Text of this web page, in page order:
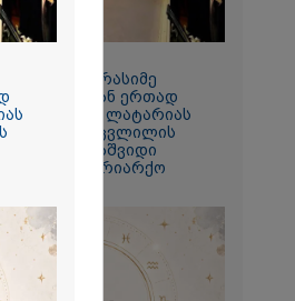
გერასიმე
ერთად
ლანა ლატარიას
და გარდაცვლილის
პანაშვიდი
- საპატრიარქო